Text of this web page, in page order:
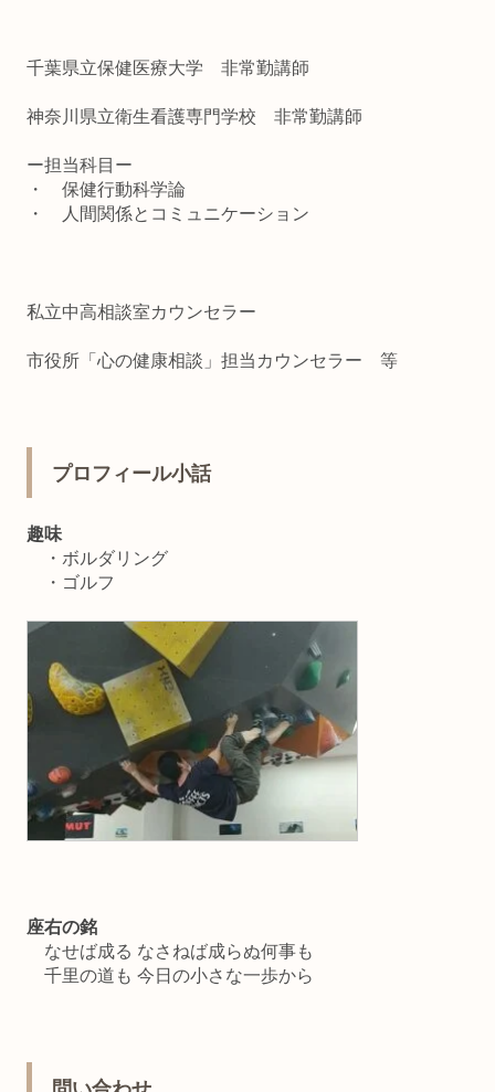
千葉県立保健医療大学 非常勤講師
神奈川県立衛生看護専門学校 非常勤講師
ー担当科目ー
・ 保健行動科学論
・ 人間関係とコミュニケーション
私立中高相談室カウンセラー
市役所「心の健康相談」担当カウンセラー 等
プロフィール小話
趣味
・ボルダリング
・ゴルフ
座右の銘
なせば成る なさねば成らぬ何事も
千里の道も 今日の小さな一歩から